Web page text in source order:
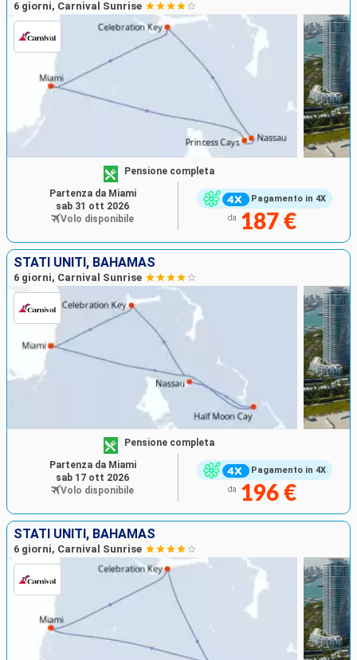
6 giorni, Carnival Sunrise
Pagamento in 4X
Pensione completa
da 187 €
Partenza da Miami
sab 31 ott 2026
Volo disponibile
STATI UNITI, BAHAMAS
6 giorni, Carnival Sunrise
Pagamento in 4X
Pensione completa
da 196 €
Partenza da Miami
sab 17 ott 2026
Volo disponibile
STATI UNITI, BAHAMAS
6 giorni, Carnival Sunrise